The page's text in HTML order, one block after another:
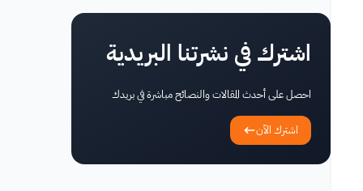
اشترك في نشرتنا البريدية
احصل على أحدث المقالات والنصائح مباشرة في بريدك
اشترك الآن